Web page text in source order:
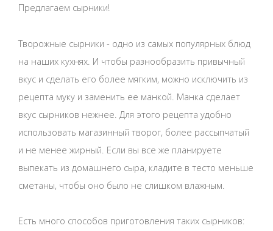
Предлагаем сырники!
Творожные сырники - одно из самых популярных блюд
на наших кухнях. И чтобы разнообразить привычный
вкус и сделать его более мягким, можно исключить из
рецепта муку и заменить ее манкой. Манка сделает
вкус сырников нежнее. Для этого рецепта удобно
использовать магазинный творог, более рассыпчатый
и не менее жирный. Если вы все же планируете
выпекать из домашнего сыра, кладите в тесто меньше
сметаны, чтобы оно было не слишком влажным.
Есть много способов приготовления таких сырников: